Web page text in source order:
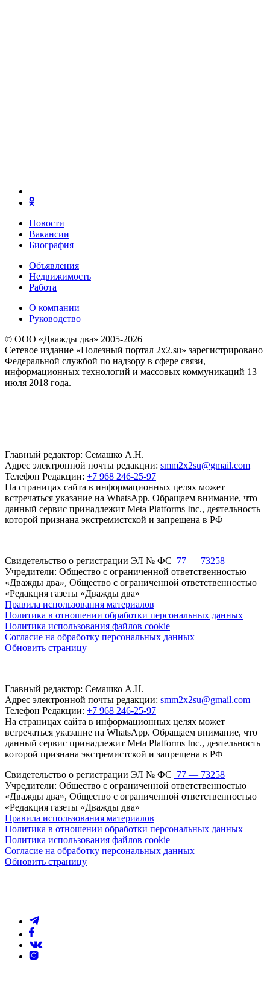
Новости
Вакансии
Биография
Объявления
Недвижимость
Работа
О компании
Руководство
© ООО «Дважды два» 2005-2026
Сетевое издание «Полезный портал 2x2.su» зарегистрировано
Федеральной службой по надзору в сфере связи,
информационных технологий и массовых коммуникаций 13
июля 2018 года.
Главный редактор: Семашко А.Н.
Адрес электронной почты редакции: smm2x2su@gmail.com
Телефон Редакции: +7 968 246-25-97
На страницах сайта в информационных целях может
встречаться указание на WhatsApp. Обращаем внимание, что
данный сервис принадлежит Meta Platforms Inc., деятельность
которой признана экстремистской и запрещена в РФ
Свидетельство о регистрации ЭЛ № ФС 77 — 73258
Учредители: Общество с ограниченной ответственностью
«Дважды два», Общество с ограниченной ответственностью
«Редакция газеты «Дважды два»
Правила использования материалов
Политика в отношении обработки персональных данных
Политика использования файлов cookie
Согласие на обработку персональных данных
Обновить страницу
Главный редактор: Семашко А.Н.
Адрес электронной почты редакции: smm2x2su@gmail.com
Телефон Редакции: +7 968 246-25-97
На страницах сайта в информационных целях может
встречаться указание на WhatsApp. Обращаем внимание, что
данный сервис принадлежит Meta Platforms Inc., деятельность
которой признана экстремистской и запрещена в РФ
Свидетельство о регистрации ЭЛ № ФС 77 — 73258
Учредители: Общество с ограниченной ответственностью
«Дважды два», Общество с ограниченной ответственностью
«Редакция газеты «Дважды два»
Правила использования материалов
Политика в отношении обработки персональных данных
Политика использования файлов cookie
Согласие на обработку персональных данных
Обновить страницу